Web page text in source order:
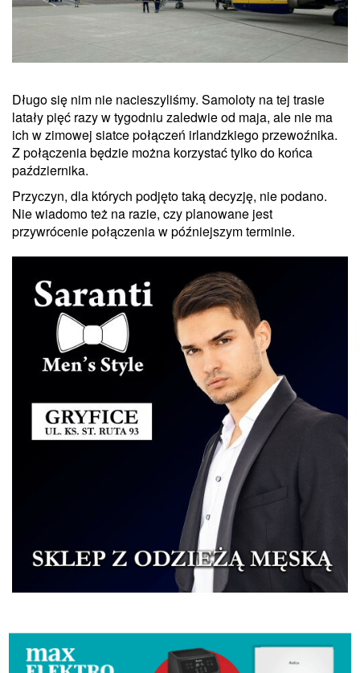
Długo się nim nie nacieszyliśmy. Samoloty na tej trasie
latały pięć razy w tygodniu zaledwie od maja, ale nie ma
ich w zimowej siatce połączeń irlandzkiego przewoźnika.
Z połączenia będzie można korzystać tylko do końca
października.
Przyczyn, dla których podjęto taką decyzję, nie podano.
Nie wiadomo też na razie, czy planowane jest
przywrócenie połączenia w późniejszym terminie.